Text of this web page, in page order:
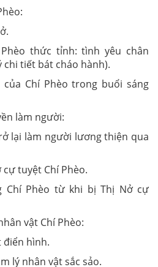
thức tỉnh: tình yêu chân
chi tiết bát cháo hành).
Chí Phèo trong buổi sáng
làm người:
lại làm người lương thiện qua
cự tuyệt Chí Phèo.
Chí Phèo từ khi bị Thị Nở cự
vật Chí Phèo:
điển hình.
lý nhân vật sắc sảo.